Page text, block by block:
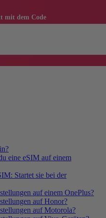
eine eSIM auf einem
Startet sie bei der
auf einem OnePlus?
auf Honor?
auf Motorola?